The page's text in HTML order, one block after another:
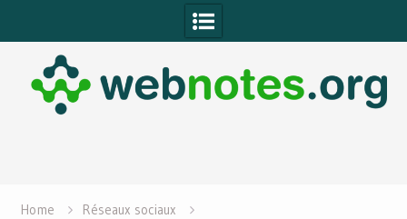
to
content
Home
Réseaux sociaux